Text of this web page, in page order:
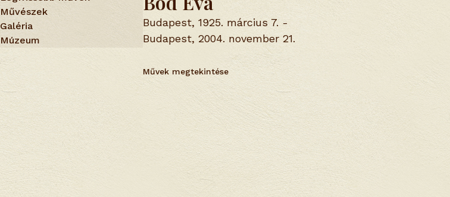
Művészek
Galéria
Múzeum
Budapest, 1925. március 7. -
Budapest, 2004. november 21.
Művek megtekintése